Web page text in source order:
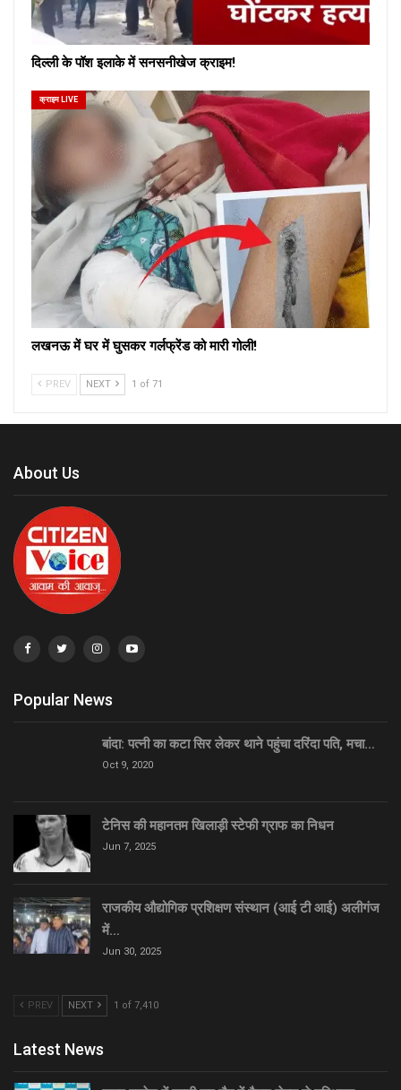
दिल्ली के पॉश इलाके में सनसनीखेज क्राइम!
क्राइम LIVE
लखनऊ में घर में घुसकर गर्लफ्रेंड को मारी गोली!
PREV NEXT 1 of 71
About Us
Popular News
बांदा: पत्नी का कटा सिर लेकर थाने पहुंचा दरिंदा पति, मचा…
Oct 9, 2020
टेनिस की महानतम खिलाड़ी स्टेफी ग्राफ का निधन
Jun 7, 2025
राजकीय औद्योगिक प्रशिक्षण संस्थान (आई टी आई) अलीगंज
में…
Jun 30, 2025
PREV NEXT 1 of 7,410
Latest News